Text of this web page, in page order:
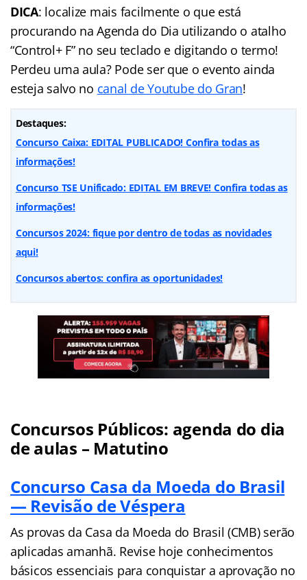
DICA: localize mais facilmente o que está
procurando na Agenda do Dia utilizando o atalho
“Control+ F” no seu teclado e digitando o termo!
Perdeu uma aula? Pode ser que o evento ainda
esteja salvo no canal de Youtube do Gran!
Destaques:
Concurso Caixa: EDITAL PUBLICADO! Confira todas as
informações!
Concurso TSE Unificado: EDITAL EM BREVE! Confira todas as
informações!
Concursos 2024: fique por dentro de todas as novidades
aqui!
Concursos abertos: confira as oportunidades!
Concursos Públicos: agenda do dia
de aulas – Matutino
Concurso Casa da Moeda do Brasil
— Revisão de Véspera
As provas da Casa da Moeda do Brasil (CMB) serão
aplicadas amanhã. Revise hoje conhecimentos
básicos essenciais para conquistar a aprovação no